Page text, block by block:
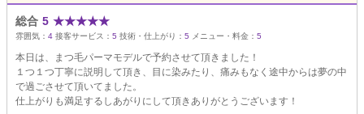
総合 5 ★★★★★
雰囲気： 4 接客サービス： 5 技術・仕上がり： 5 メニュー・料金： 5
本日は、まつ毛パーマモデルで予約させて頂きました！
１つ１つ丁寧に説明して頂き、目に染みたり、痛みもなく途中からは夢の中
で過ごさせて頂いてました。
仕上がりも満足するしあがりにして頂きありがとうございます！